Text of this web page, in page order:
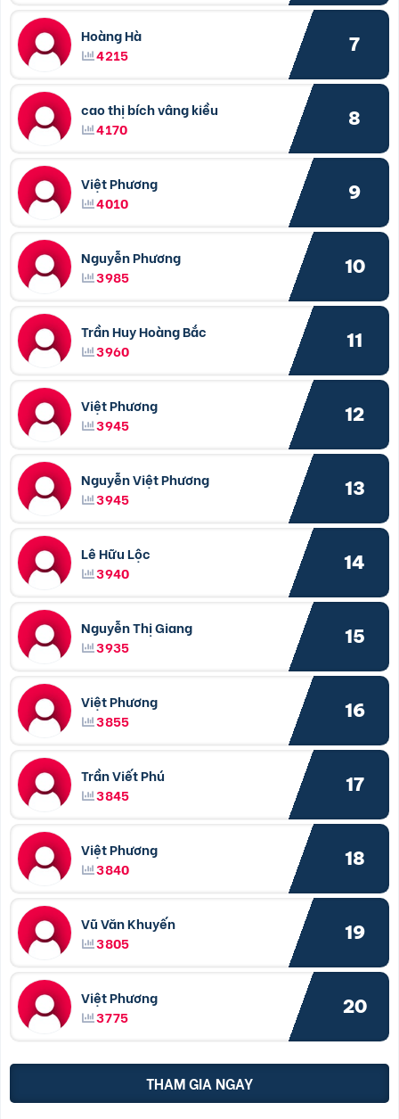
Hoàng Hà
4215
7
cao thị bích vâng kiều
4170
8
Việt Phương
4010
9
Nguyễn Phương
3985
10
Trần Huy Hoàng Bắc
3960
11
Việt Phương
3945
12
Nguyễn Việt Phương
3945
13
Lê Hữu Lộc
3940
14
Nguyễn Thị Giang
3935
15
Việt Phương
3855
16
Trần Viết Phú
3845
17
Việt Phương
3840
18
Vũ Văn Khuyến
3805
19
Việt Phương
3775
20
THAM GIA NGAY